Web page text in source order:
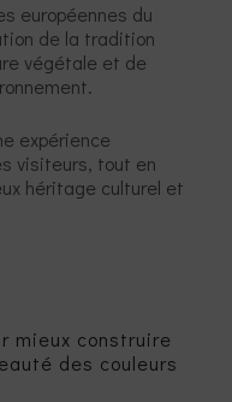
européennes du
de la tradition
végétale et de
expérience
visiteurs, tout en
héritage culturel et
mieux construire
des couleurs